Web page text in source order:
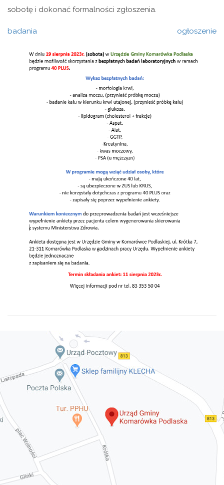
sobotę i dokonać formalności zgłoszenia.
badania ogłoszenie